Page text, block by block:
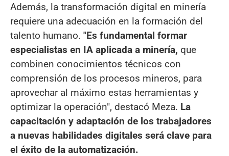
Además, la transformación digital en minería
requiere una adecuación en la formación del
talento humano. "Es fundamental formar
especialistas en IA aplicada a minería, que
combinen conocimientos técnicos con
comprensión de los procesos mineros, para
aprovechar al máximo estas herramientas y
optimizar la operación", destacó Meza. La
capacitación y adaptación de los trabajadores
a nuevas habilidades digitales será clave para
el éxito de la automatización.